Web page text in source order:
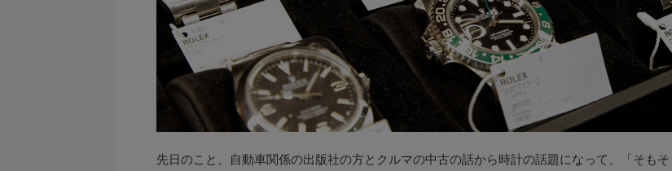
先日のこと、自動車関係の出版社の方とクルマの中古の話から時計の話題になって、「そもそ